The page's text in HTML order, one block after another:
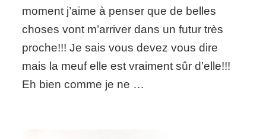
pas
lâcher
du
un
moment j’aime à penser que de belles
choses vont m’arriver dans un futur très
proche!!! Je sais vous devez vous dire
mais la meuf elle est vraiment sûr d’elle!!!
Eh bien comme je ne …